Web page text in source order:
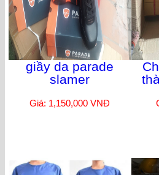
giầy da parade
slamer
Giá: 1,150,000 VNĐ